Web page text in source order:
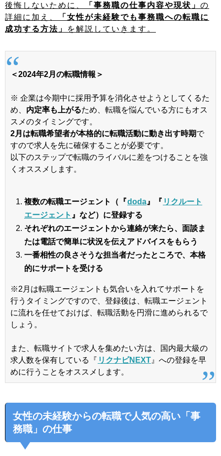
後悔しないために、
「事務職の仕事内容や現状」 の
詳細に加え、
「女性が未経験でも事務職への転職に
成功する方法」
を解説していきます。
＜2024年2月の転職情報＞
※ 企業は今期中に採用予算を消化させようとしてくるた
め、 内定率も上がるため、転職を悩んでいる方にもオス
スメのタイミングです。
2月は転職希望者が本格的に転職活動に動き出す時期で
すので求人を先に確保することが必要です。
以下のステップで転職のライバルに差をつけることを強
くオススメします。
複数の転職エージェント（『doda 』『 リクルート
エージェント 』など）に登録する
それぞれのエージェントから連絡が来たら、面談ま
たは電話で簡単に状況を伝えアドバイスをもらう
一番相性の良さそうな担当者だったところで、本格
的にサポートを受ける
※2月は転職エージェントも気合いを入れてサポートを
行うタイミングですので、登録後は、転職エージェント
に流れを任せておけば、転職活動を円滑に進められるで
しょう。
また、転職サイトで求人を集めたい方は、国内最大級の
求人数を保有している『 リクナビNEXT 』への登録を早
めに行うことをオススメします。
女性の未経験からの転職で人気の高い「事
務職」の仕事